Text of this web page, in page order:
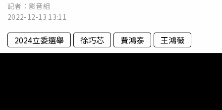
記者：影音組
2022-12-13 13:11
2024立委選舉 徐巧芯 費鴻泰 王鴻薇